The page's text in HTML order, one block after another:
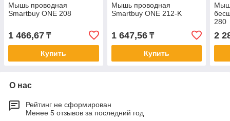
Мышь проводная
Smartbuy ONE 208
1 466,67 ₸
Купить
Мышь проводная
Smartbuy ONE 212-K
1 647,56₸
Купить
280
2
О нас
Рейтинг не сформирован
Менее 5 отзывов за последний год